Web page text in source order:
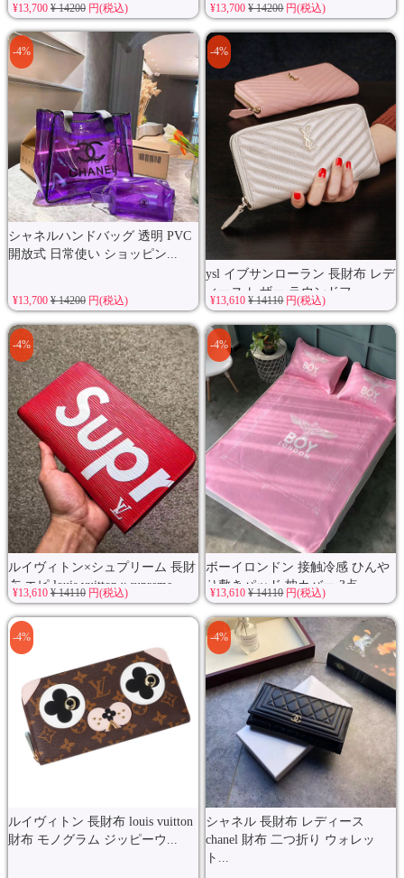
¥13,700 ¥ 14200円(税込) ¥13,700¥ 14200円(税込)
シャネルハンドバッグ 透明 PVC
開放式 日常使い ショッピン...
-4%
¥13,700 ¥ 14200円(税込)
ysl イブサンローラン 長財布 レデ
ィース レザー ラウンドフ...
-4%
¥13,610¥ 14110円(税込)
ルイヴィトン×シュプリーム 長財
布 エピ louis vuittonｘsupreme ...
-4%
¥13,610 ¥ 14110円(税込)
ボーイロンドン 接触冷感 ひんや
り敷きパッド 枕カバー 3点...
-4%
¥13,610¥ 14110円(税込)
ルイヴィトン 長財布 louis vuitton
財布 モノグラム ジッピーウ...
-4%
シャネル 長財布 レディース
chanel 財布 二つ折り ウォレッ
ト...
-4%